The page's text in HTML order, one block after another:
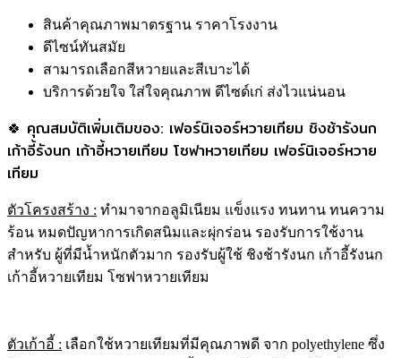
สินค้าคุณภาพมาตรฐาน ราคาโรงงาน
ดีไซน์ทันสมัย
สามารถเลือกสีหวายและสีเบาะได้
บริการด้วยใจ ใส่ใจคุณภาพ ดีไซด์เก่ ส่งไวแน่นอน
🍀 คุณสมบัติเพิ่มเติมของ: เฟอร์นิเจอร์หวายเทียม ชิงช้ารังนก
เก้าอี้รังนก เก้าอี้หวายเทียม โซฟาหวายเทียม เฟอร์นิเจอร์หวาย
เทียม
ตัวโครงสร้าง : ทำมาจากอลูมิเนียม แข็งแรง ทนทาน ทนความ
ร้อน หมดปัญหาการเกิดสนิมและผุ่กร่อน รองรับการใช้งาน
สำหรับ ผู้ที่มีน้ำหนักตัวมาก รองรับผู้ใช้ ชิงช้ารังนก เก้าอี้รังนก
เก้าอี้หวายเทียม โซฟาหวายเทียม
ตัวเก้าอี้ : เลือกใช้หวายเทียมที่มีคุณภาพดี จาก polyethylene ซึ่ง